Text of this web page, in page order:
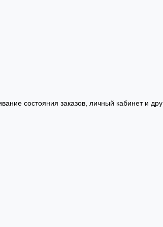
состояния заказов, личный кабинет и